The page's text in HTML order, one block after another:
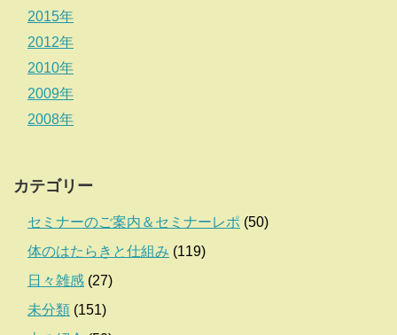
2015年
2012年
2010年
2009年
2008年
カテゴリー
セミナーのご案内＆セミナーレポ (50)
体のはたらきと仕組み (119)
日々雑感 (27)
未分類 (151)